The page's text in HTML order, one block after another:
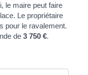
le maire peut faire
Le propriétaire
pour le ravalement.
de3 750 €.